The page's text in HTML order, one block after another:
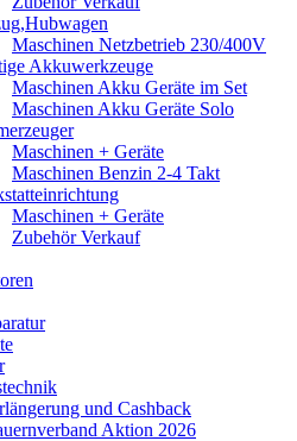
Maschinen Netzbetrieb 230/400V
Akkuwerkzeuge
Maschinen Akku Geräte im Set
Maschinen Akku Geräte Solo
Maschinen + Geräte
Maschinen Benzin 2-4 Takt
Maschinen + Geräte
Zubehör Verkauf
und Cashback
Aktion 2026